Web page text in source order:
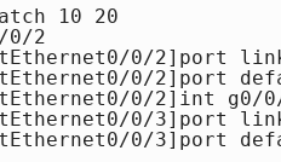
10 20
0/2
0/2]port
0/2]port
0/2]int g0/
0/3]port
0/3]port